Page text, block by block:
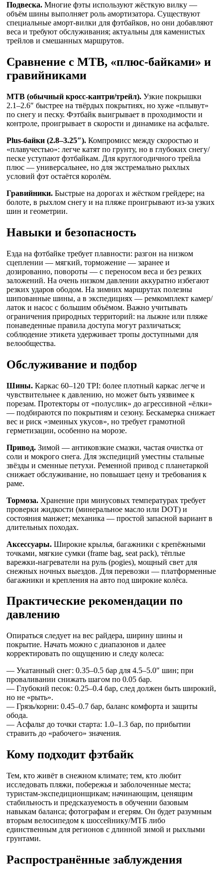
Подвеска. Многие фэты используют жёсткую вилку —
объём шины выполняет роль амортизатора. Существуют
специальные аморт-вилки для фэтбайков, но они добавляют
веса и требуют обслуживания; актуальны для каменистых
трейлов и смешанных маршрутов.
Сравнение с MTB, «плюс-байками» и
гравийниками
MTB (обычный кросс-кантри/трейл). Узкие покрышки
2.1–2.6″ быстрее на твёрдых покрытиях, но хуже «плывут»
по снегу и песку. Фэтбайк выигрывает в проходимости и
контроле, проигрывает в скорости и динамике на асфальте.
Plus-байки (2.8–3.25″). Компромисс между скоростью и
«плавучестью»: легче катят по грунту, но в глубоких снегу/
песке уступают фэтбайкам. Для круглогодичного трейла
плюс — универсальнее, но для экстремально рыхлых
условий фэт остаётся королём.
Гравийники. Быстрые на дорогах и жёстком грейдере; на
болоте, в рыхлом снегу и на пляже проигрывают из-за узких
шин и геометрии.
Навыки и безопасность
Езда на фэтбайке требует плавности: разгон на низком
сцеплении — мягкий, торможение — заранее и
дозированно, повороты — с переносом веса и без резких
заложений. На очень низком давлении аккуратно избегают
резких ударов ободом. На зимних маршрутах полезны
шипованные шины, а в экспедициях — ремкомплект камер/
латок и насос с большим объёмом. Важно учитывать
ограничения природных территорий: на лыжне или пляже
понаведенные правила доступа могут различаться;
соблюдение этикета удерживает тропы доступными для
велообщества.
Обслуживание и подбор
Шины. Каркас 60–120 TPI: более плотный каркас легче и
чувствительнее к давлению, но может быть уязвимее к
порезам. Протекторы от «полуслик» до агрессивной «ёлки»
— подбираются по покрытиям и сезону. Бескамерка снижает
вес и риск «змеиных укусов», но требует грамотной
герметизации, особенно на морозе.
Привод. Зимой — антиковзкие смазки, частая очистка от
соли и мокрого снега. Для экспедиций уместны стальные
звёзды и сменные петухи. Ременной привод с планетаркой
снижает обслуживание, но повышает цену и требования к
раме.
Тормоза. Хранение при минусовых температурах требует
проверки жидкости (минеральное масло или DOT) и
состояния манжет; механика — простой запасной вариант в
длительных походах.
Аксессуары. Широкие крылья, багажники с крепёжными
точками, мягкие сумки (frame bag, seat pack), тёплые
варежки-нагреватели на руль (pogies), мощный свет для
снежных ночных выездов. Для перевозки — платформенные
багажники и крепления на авто под широкие колёса.
Практические рекомендации по
давлению
Опираться следует на вес райдера, ширину шины и
покрытие. Начать можно с диапазонов и далее
корректировать по ощущению и следу колеса:
— Укатанный снег: 0.35–0.5 бар для 4.5–5.0″ шин; при
проваливании снижать шагом по 0.05 бар.
— Глубокий песок: 0.25–0.4 бар, след должен быть широкий,
но не «рыть».
— Грязь/корни: 0.45–0.7 бар, баланс комфорта и защиты
обода.
— Асфальт до точки старта: 1.0–1.3 бар, по прибытии
стравить до «рабочего» значения.
Кому подходит фэтбайк
Тем, кто живёт в снежном климате; тем, кто любит
исследовать пляжи, побережья и заболоченные места;
туристам-экспедиционщикам; начинающим, ценящим
стабильность и предсказуемость в обучении базовым
навыкам баланса; фотографам и егерям. Он будет разумным
вторым велосипедом к шоссейнику/МТБ либо
единственным для регионов с длинной зимой и рыхлыми
грунтами.
Распространённые заблуждения